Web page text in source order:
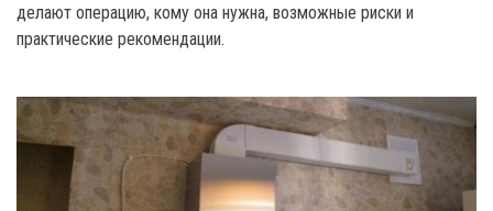
делают операцию, кому она нужна, возможные риски и
практические рекомендации.